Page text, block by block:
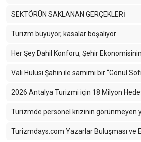
SEKTÖRÜN SAKLANAN GERÇEKLERİ
Turizm büyüyor, kasalar boşalıyor
Her Şey Dahil Konforu, Şehir
Vali Hulusi Şahin ile samimi bir “Gönül
2026 Antalya Turizmi için 18 Milyon
Turizmde personel krizinin görünmeyen
Turizmdays.com Yazarlar Buluşması ve